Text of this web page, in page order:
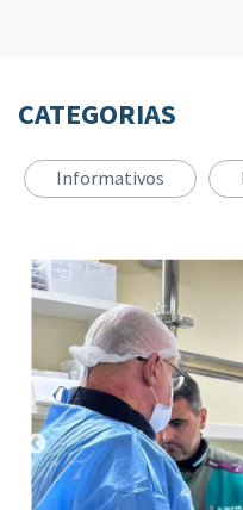
CATEGORIAS
Informativos